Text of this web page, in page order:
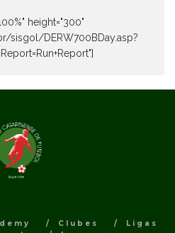
height="300"
sisgol/DERW700BDay.asp?
Clubes
Ligas